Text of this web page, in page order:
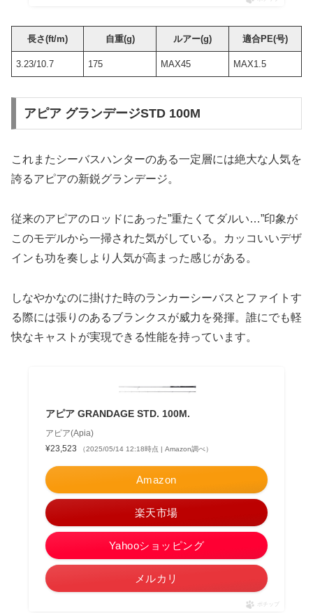
長さ(ft/m) 自重(g) ルアー(g) 適合PE(号)
3.23/10.7 175 MAX45 MAX1.5
アピア グランデージSTD 100M
これまたシーバスハンターのある一定層には絶大な人気を
誇るアピアの新鋭グランデージ。
従来のアピアのロッドにあった”重たくてダルい…”印象が
このモデルから一掃された気がしている。カッコいいデザ
インも功を奏しより人気が高まった感じがある。
しなやかなのに掛けた時のランカーシーバスとファイトす
る際には張りのあるブランクスが威力を発揮。誰にでも軽
快なキャストが実現できる性能を持っています。
アピア GRANDAGE STD. 100M.
アピア(Apia)
¥23,523
（2025/05/14 12:18時点 | Amazon調べ）
Amazon
楽天市場
Yahooショッピング
メルカリ
ポチップ